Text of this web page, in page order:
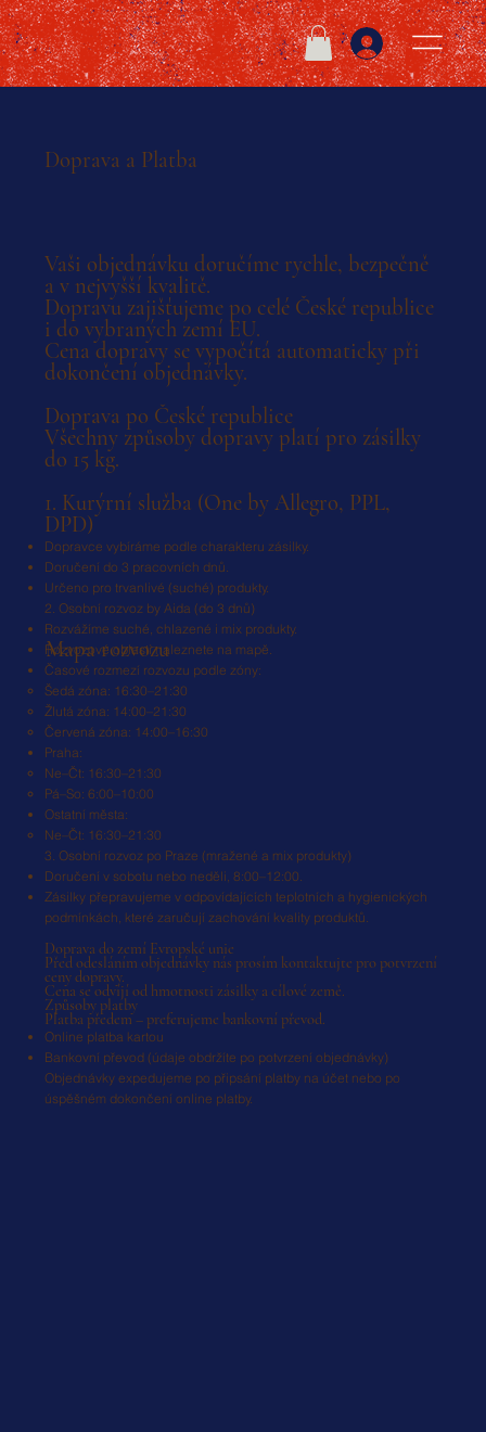
Doprava a Platba
Mapa rozvozu
Vaši objednávku doručíme rychle, bezpečně
a v nejvyšší kvalitě.
Dopravu zajišťujeme po celé České republice
i do vybraných zemí EU.
Cena dopravy se vypočítá automaticky při
dokončení objednávky.
Doprava po České republice
Všechny způsoby dopravy platí pro zásilky
do 15 kg.
1. Kurýrní služba (One by Allegro, PPL,
DPD)
Dopravce vybíráme podle charakteru zásilky.
Doručení do 3 pracovních dnů.
Určeno pro trvanlivé (suché) produkty.
2. Osobní rozvoz by Aida (do 3 dnů)
Rozvážíme suché, chlazené i mix produkty.
Rozvozové oblasti naleznete na mapě.
Časové rozmezí rozvozu podle zóny:
Šedá zóna: 16:30–21:30
Žlutá zóna: 14:00–21:30
Červená zóna: 14:00–16:30
Praha:
Ne–Čt: 16:30–21:30
Pá–So: 6:00–10:00
Ostatní města:
Ne–Čt: 16:30–21:30
3. Osobní rozvoz po Praze (mražené a mix produkty)
Doručení v sobotu nebo neděli, 8:00–12:00.
Zásilky přepravujeme v odpovídajících teplotních a hygienických
podmínkách, které zaručují zachování kvality produktů.
Doprava do zemí Evropské unie
Před odesláním objednávky nás prosím kontaktujte pro potvrzení
ceny dopravy.
Cena se odvíjí od hmotnosti zásilky a cílové země.
Způsoby platby
Platba předem – preferujeme bankovní převod.
Online platba kartou
Bankovní převod (údaje obdržíte po potvrzení objednávky)
Objednávky expedujeme po připsání platby na účet nebo po
úspěšném dokončení online platby.